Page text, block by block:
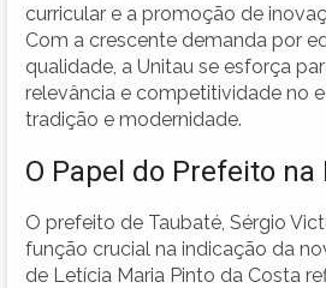
curricular e a promoção de
Com a crescente demanda por
qualidade, a Unitau se esforça
relevância e competitividade no
tradição e modernidade.
O Papel do Prefeito na
O prefeito de Taubaté, Sérgio
função crucial na indicação da
de Letícia Maria Pinto da Costa